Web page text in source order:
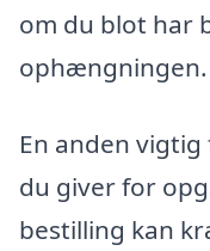
om du blot har
ophængningen.
En anden
du giver for
bestilling kan